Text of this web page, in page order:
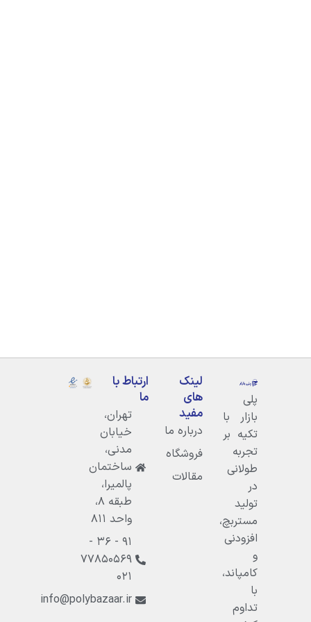
پلی
بازار با
تکیه بر
تجربه
طولانی
در
تولید
مستربچ،
افزودنی
و
کامپاند،
با
تداوم
لینک
های
مفید
درباره ما
فروشگاه
مقالات
ارتباط با
ما
تهران،
خيابان
مدنى،
ساختمان
پالميرا،
طبقه ۸،
واحد ۸۱۱
۹۱ - ۳۶ -
۷۷۸۵۰۵۶۹
۰۲۱
info@polybazaar.ir